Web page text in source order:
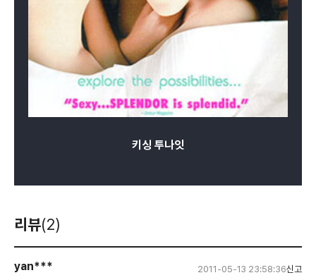
키싱 투나잇
리뷰(2)
yan*** 2011-05-13 23:58:36신고